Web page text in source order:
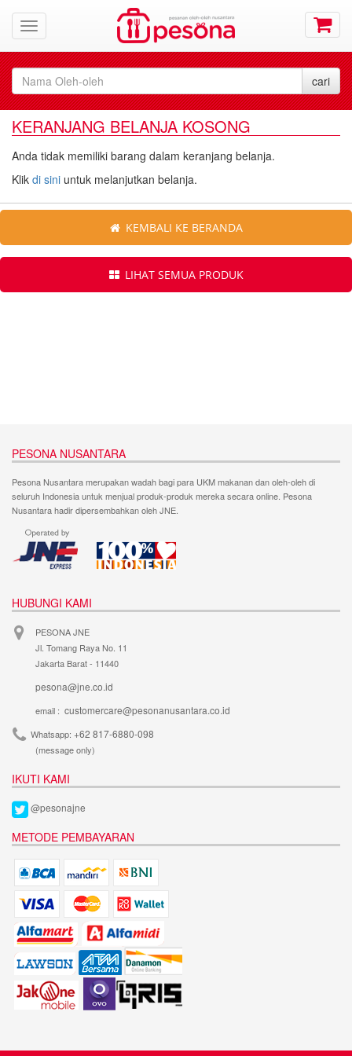
KERANJANG BELANJA KOSONG
Anda tidak memiliki barang dalam keranjang belanja.
Klik di sini untuk melanjutkan belanja.
KEMBALI KE BERANDA
LIHAT SEMUA PRODUK
PESONA NUSANTARA
Pesona Nusantara merupakan wadah bagi para UKM makanan dan oleh-oleh di
seluruh Indonesia untuk menjual produk-produk mereka secara online. Pesona
Nusantara hadir dipersembahkan oleh JNE.
HUBUNGI KAMI
PESONA JNE
Jl. Tomang Raya No. 11
Jakarta Barat - 11440
pesona@jne.co.id
email : customercare@pesonanusantara.co.id
Whatsapp: +62 817-6880-098
(message only)
IKUTI KAMI
@pesonajne
METODE PEMBAYARAN